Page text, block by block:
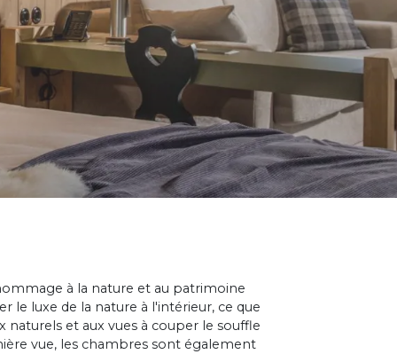
à la nature et au patrimoine
le luxe de la nature à l'intérieur, ce que
et aux vues à couper le souffle
vue, les chambres sont également